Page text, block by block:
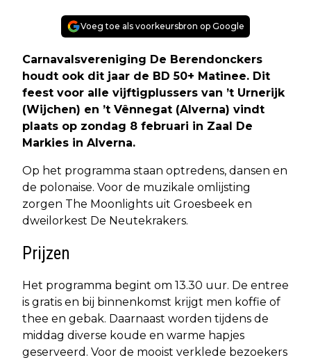
Voeg toe als voorkeursbron op Google
Carnavalsvereniging De Berendonckers
houdt ook dit jaar de BD 50+ Matinee. Dit
feest voor alle vijftigplussers van ’t Urnerijk
(Wijchen) en ’t Vênnegat (Alverna) vindt
plaats op zondag 8 februari in Zaal De
Markies in Alverna.
Op het programma staan optredens, dansen en
de polonaise. Voor de muzikale omlijsting
zorgen The Moonlights uit Groesbeek en
dweilorkest De Neutekrakers.
Prijzen
Het programma begint om 13.30 uur. De entree
is gratis en bij binnenkomst krijgt men koffie of
thee en gebak. Daarnaast worden tijdens de
middag diverse koude en warme hapjes
geserveerd. Voor de mooist verklede bezoekers